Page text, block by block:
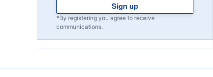
Sign up
*By registering you agree to receive
communications.